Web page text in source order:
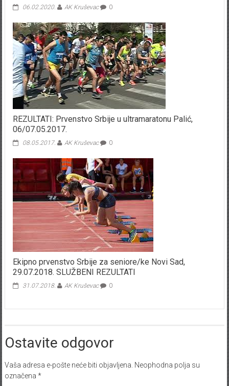
06.02.2020. AK Kruševac 0
REZULTATI: Prvenstvo Srbije u ultramaratonu Palić,
06/07.05.2017.
08.05.2017. AK Kruševac 0
Ekipno prvenstvo Srbije za seniore/ke Novi Sad,
29.07.2018. SLUŽBENI REZULTATI
31.07.2018. AK Kruševac 0
Ostavite odgovor
Vaša adresa e-pošte neće biti objavljena. Neophodna polja su
označena *